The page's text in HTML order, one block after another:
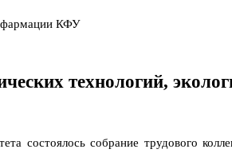
фармации КФУ
технологий,
состоялось собрание трудового